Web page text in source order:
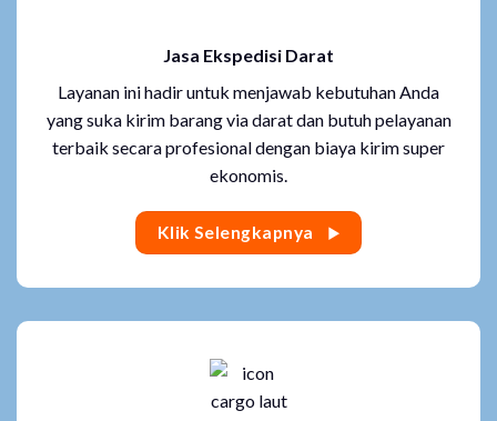
Jasa Ekspedisi Darat
Layanan ini hadir untuk menjawab kebutuhan Anda
yang suka kirim barang via darat dan butuh pelayanan
terbaik secara profesional dengan biaya kirim super
ekonomis.
Klik Selengkapnya